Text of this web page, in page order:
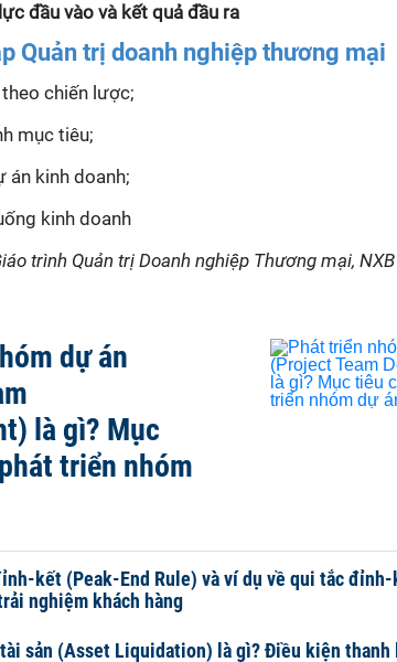
đầu vào và kết quả đầu ra
Quản trị doanh nghiệp thương mại
chiến lược;
mục tiêu;
án kinh doanh;
kinh doanh
trình Quản trị Doanh nghiệp Thương mại, NXB
dự án
là gì? Mục
triển nhóm
kết (Peak-End Rule) và ví dụ về qui tắc
nghiệm khách hàng
sản (Asset Liquidation) là gì? Điều kiện thanh